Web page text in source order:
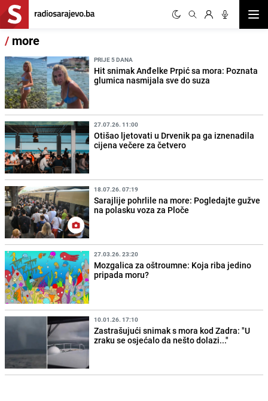
/ more
PRIJE 5 DANA
Hit snimak Anđelke Prpić sa mora: Poznata
glumica nasmijala sve do suza
27.07.26. 11:00
Otišao ljetovati u Drvenik pa ga iznenadila
cijena večere za četvero
18.07.26. 07:19
Sarajlije pohrlile na more: Pogledajte gužve
na polasku voza za Ploče
27.03.26. 23:20
Mozgalica za oštroumne: Koja riba jedino
pripada moru?
10.01.26. 17:10
Zastrašujući snimak s mora kod Zadra: "U
zraku se osjećalo da nešto dolazi..."